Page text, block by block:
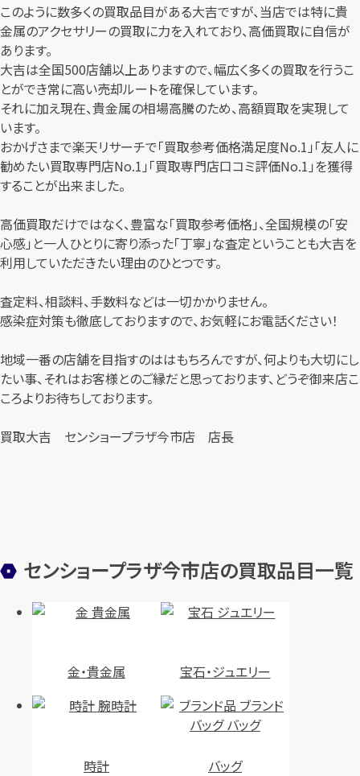
このように数多くの買取品目がある大吉ですが、当店では特に貴
金属のアクセサリーの買取に力を入れており、高価買取に自信が
あります。
大吉は全国500店舗以上ありますので、幅広く多くの買取を行うこ
とができ常に高い売却ルートを確保しています。
それに加え現在、貴金属の相場高騰のため、高額買取を実現して
います。
おかげさまで楽天リサーチで「買取参考価格満足度No.1」「友人に
勧めたい買取専門店No.1」「買取専門店口コミ評価No.1」を獲得
することが出来ました。
高価買取だけではなく、豊富な「買取参考価格」、全国規模の「安
心感」と一人ひとりに寄り添った「丁寧」な査定ということも大吉を
利用していただきたい理由のひとつです。
査定料、相談料、手数料などは一切かかりません。
感染症対策も徹底しておりますので、お気軽にお電話ください！
地域一番の店舗を目指すのははもちろんですが、何よりも大切にし
たい事、それはお客様とのご縁だと思っております、どうぞ御来店こ
ころよりお待ちしております。
買取大吉 センショープラザ今市店 店長
センショープラザ今市店の買取品目一覧
金・貴金属 宝石・ジュエリー
時計 バッグ